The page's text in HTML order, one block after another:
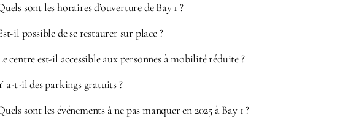
sont les horaires d’ouverture de Bay 1 ?
il possible de se restaurer sur place ?
centre est-il accessible aux personnes à mobilité réduite ?
a-t-il des parkings gratuits ?
sont les événements à ne pas manquer en 2025 à Bay 1 ?